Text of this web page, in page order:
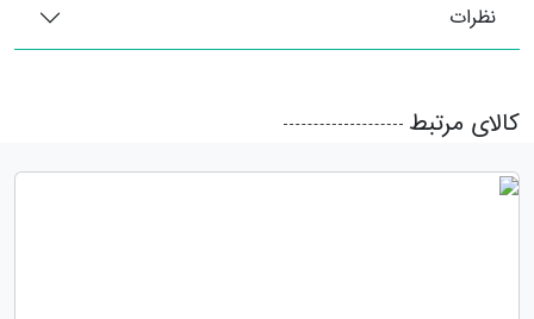
نظرات
کالای مرتبط